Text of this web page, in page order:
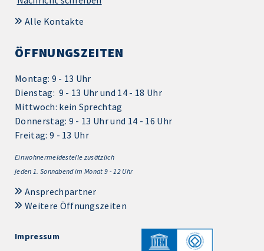
Alle Kontakte
ÖFFNUNGSZEITEN
Montag: 9 - 13 Uhr
Dienstag: 9 - 13 Uhr und 14 - 18 Uhr
Mittwoch: kein Sprechtag
Donnerstag: 9 - 13 Uhr und 14 - 16 Uhr
Freitag: 9 - 13 Uhr
Einwohnermeldestelle zusätzlich
jeden 1. Sonnabend im Monat 9 - 12 Uhr
Ansprechpartner
Weitere Öffnungszeiten
Impressum